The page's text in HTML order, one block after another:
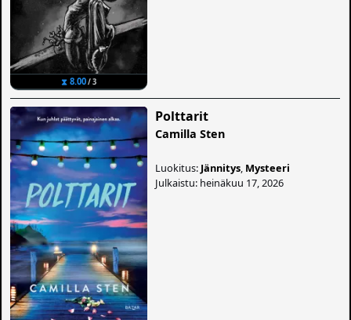
⧗ 8.00/ 3
Polttarit
Camilla Sten
Luokitus: Jännitys Mysteeri
Julkaistu: heinäkuu 17, 2026